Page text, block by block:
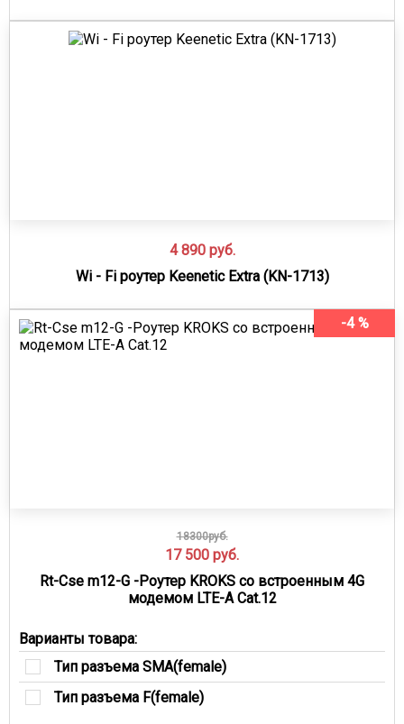
4 890 руб.
Wi - Fi роутер Keenetic Extra (KN-1713)
-4 %
18300руб.
17 500 руб.
Rt-Cse m12-G -Роутер KROKS со встроенным 4G
модемом LTE-A Cat.12
Варианты товара:
Тип разъема SMA(female)
Тип разъема F(female)